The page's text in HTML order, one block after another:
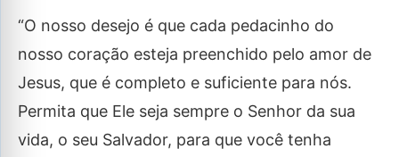
“O nosso desejo é que cada pedacinho do
nosso coração esteja preenchido pelo amor de
Jesus, que é completo e suficiente para nós.
Permita que Ele seja sempre o Senhor da sua
vida, o seu Salvador, para que você tenha